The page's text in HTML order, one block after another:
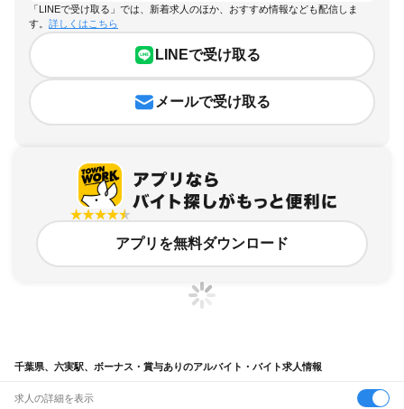
「LINEで受け取る」では、新着求人のほか、おすすめ情報なども配信しま
す。 詳しくはこちら
LINEで受け取る
メールで受け取る
アプリを無料ダウンロード
千葉県、六実駅、ボーナス・賞与ありのアルバイト・バイト求人情報
求人の詳細を表示